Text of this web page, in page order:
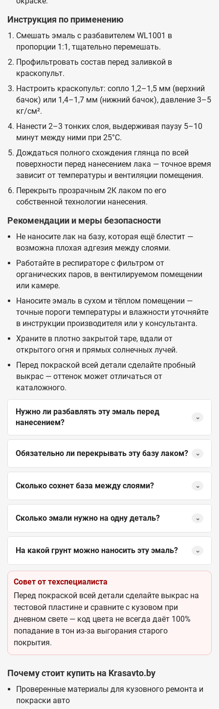
Инструкция по применению
Смешать эмаль с разбавителем WL1001 в
пропорции 1:1, тщательно перемешать.
Профильтровать состав перед заливкой в
краскопульт.
Настроить краскопульт: сопло 1,2–1,5 мм (верхний
бачок) или 1,4–1,7 мм (нижний бачок), давление 3–5
кг/см².
Нанести 2–3 тонких слоя, выдерживая паузу 5–10
минут между ними при 25°C.
Дождаться полного схождения глянца по всей
поверхности перед нанесением лака — точное время
зависит от температуры и вентиляции помещения.
Перекрыть прозрачным 2К лаком по его
собственной технологии нанесения.
Рекомендации и меры безопасности
Не наносите лак на базу, которая ещё блестит —
возможна плохая адгезия между слоями.
Работайте в респираторе с фильтром от
органических паров, в вентилируемом помещении
или камере.
Наносите эмаль в сухом и тёплом помещении —
точные пороги температуры и влажности уточняйте
в инструкции производителя или у консультанта.
Храните в плотно закрытой таре, вдали от
открытого огня и прямых солнечных лучей.
Перед покраской всей детали сделайте пробный
выкрас — оттенок может отличаться от
каталожного.
Нужно ли разбавлять эту эмаль перед
нанесением?
⌄
Обязательно ли перекрывать эту базу лаком? ⌄
Сколько сохнет база между слоями? ⌄
Сколько эмали нужно на одну деталь? ⌄
На какой грунт можно наносить эту эмаль? ⌄
Совет от техспециалиста
Перед покраской всей детали сделайте выкрас на
тестовой пластине и сравните с кузовом при
дневном свете — код цвета не всегда даёт 100%
попадание в тон из-за выгорания старого
покрытия.
Почему стоит купить на Krasavto.by
Проверенные материалы для кузовного ремонта и
покраски авто